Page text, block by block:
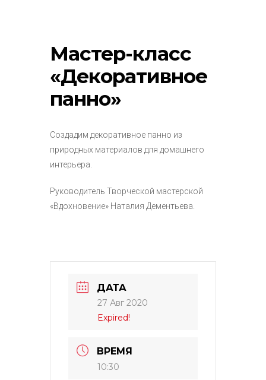
Мастер-класс
«Декоративное
панно»
Создадим декоративное панно из
природных материалов для домашнего
интерьера.
Руководитель Творческой мастерской
«Вдохновение» Наталия Дементьева.
ДАТА
27 Авг 2020
Expired!
ВРЕМЯ
10:30